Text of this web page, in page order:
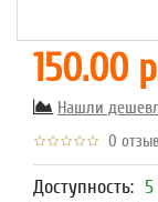
150.00
Нашли
0
Доступность: 5